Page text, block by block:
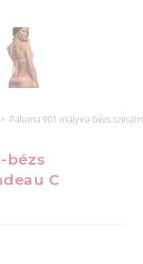
> Paloma 901 mályva-bézs
bézs
C